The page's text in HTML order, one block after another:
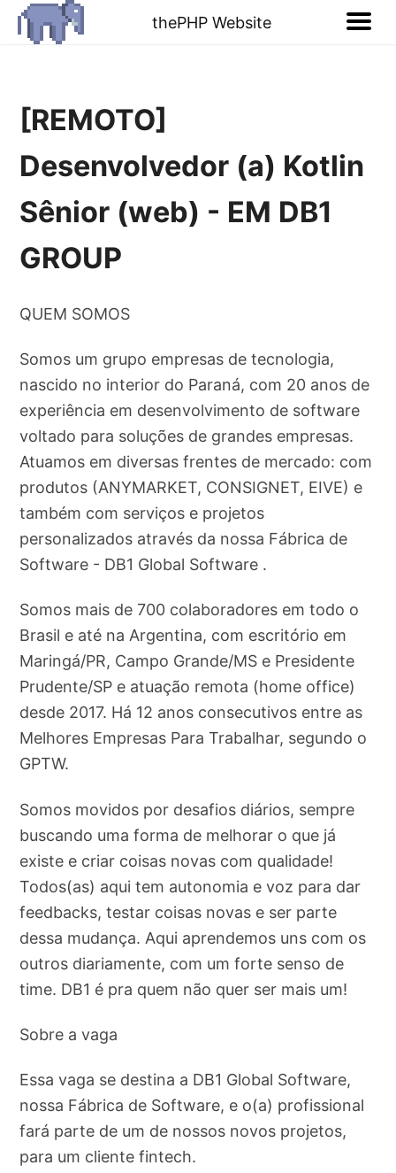
thePHP Website
[REMOTO]
Desenvolvedor (a) Kotlin
Sênior (web) - EM DB1
GROUP
QUEM SOMOS
Somos um grupo empresas de tecnologia,
nascido no interior do Paraná, com 20 anos de
experiência em desenvolvimento de software
voltado para soluções de grandes empresas.
Atuamos em diversas frentes de mercado: com
produtos (ANYMARKET, CONSIGNET, EIVE) e
também com serviços e projetos
personalizados através da nossa Fábrica de
Software - DB1 Global Software .
Somos mais de 700 colaboradores em todo o
Brasil e até na Argentina, com escritório em
Maringá/PR, Campo Grande/MS e Presidente
Prudente/SP e atuação remota (home office)
desde 2017. Há 12 anos consecutivos entre as
Melhores Empresas Para Trabalhar, segundo o
GPTW.
Somos movidos por desafios diários, sempre
buscando uma forma de melhorar o que já
existe e criar coisas novas com qualidade!
Todos(as) aqui tem autonomia e voz para dar
feedbacks, testar coisas novas e ser parte
dessa mudança. Aqui aprendemos uns com os
outros diariamente, com um forte senso de
time. DB1 é pra quem não quer ser mais um!
Sobre a vaga
Essa vaga se destina a DB1 Global Software,
nossa Fábrica de Software, e o(a) profissional
fará parte de um de nossos novos projetos,
para um cliente fintech.